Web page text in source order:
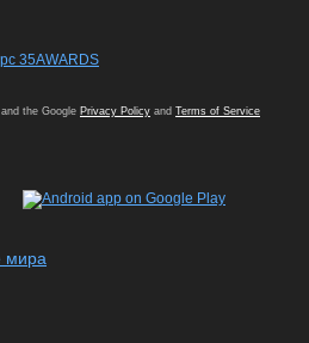
35AWARDS
the Google Privacy Policy and Terms of Service
мира